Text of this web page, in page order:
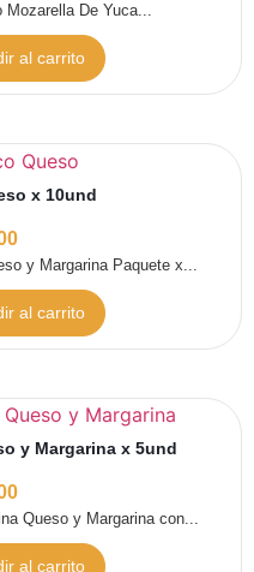
Mozarella De Yuca...
al carrito
x 10und
y Margarina Paquete x...
al carrito
y Margarina x 5und
Queso y Margarina con...
al carrito